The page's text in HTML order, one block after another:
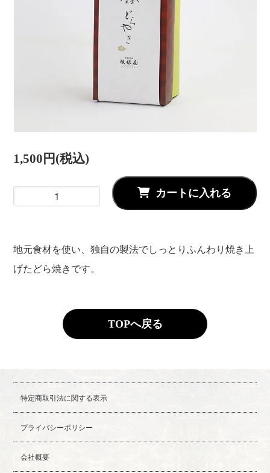
1,500円(税込)
カートに入れる
地元食材を使い、独自の製法でしっとりふんわり焼き上
げたどら焼きです。
TOPへ戻る
特定商取引法に関する表示
プライバシーポリシー
会社概要